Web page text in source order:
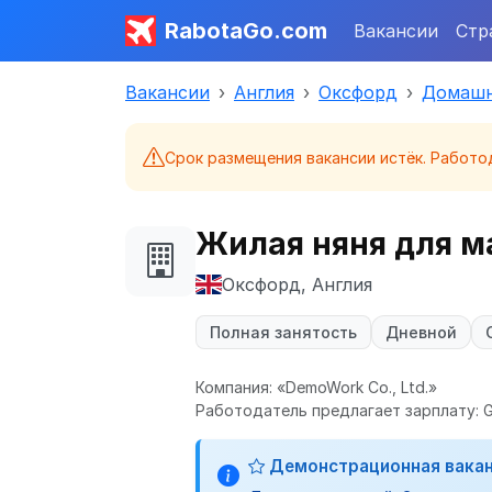
RabotaGo.com Вакансии
Вакансии Англия Оксфорд
Срок размещения вакансии истёк.
Жилая няня для
Оксфорд, Англия
Полная занятость Дневной
Компания: «DemoWork Co., Ltd.»
Работодатель предлагает зарплату:
Демонстрационная